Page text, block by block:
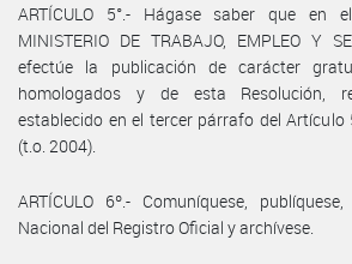
ARTÍCULO 5°.- Hágase saber que en
MINISTERIO DE TRABAJO, EMPLEO Y
efectúe la publicación de carácter
homologados y de esta Resolución,
establecido en el tercer párrafo del Artículo
(t.o. 2004).
ARTÍCULO 6º.- Comuníquese,
Nacional del Registro Oficial y archívese.